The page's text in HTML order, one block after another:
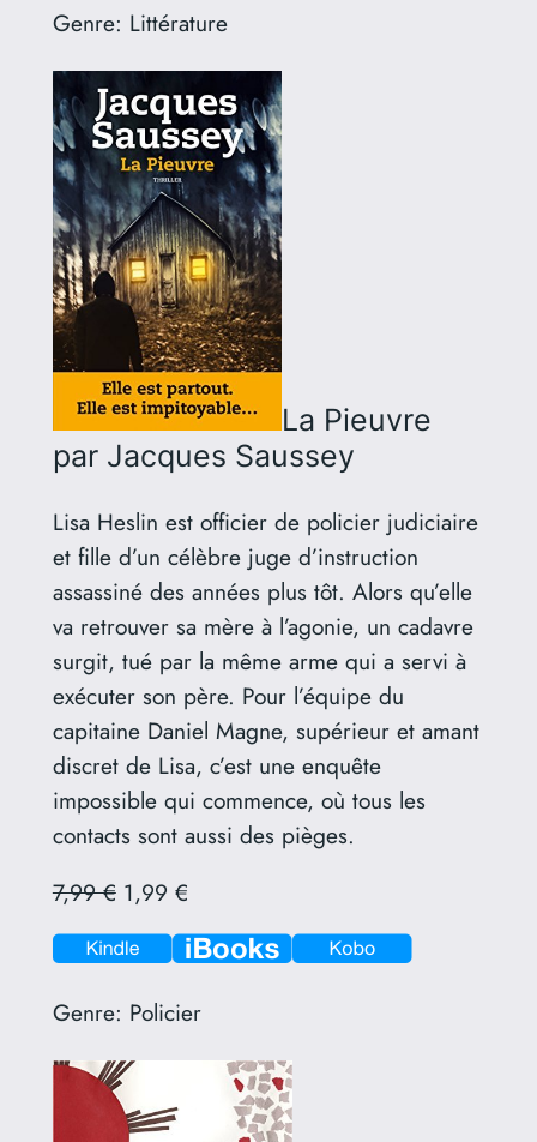
Genre: Littérature
La Pieuvre
par Jacques Saussey
Lisa Heslin est officier de policier judiciaire
et fille d’un célèbre juge d’instruction
assassiné des années plus tôt. Alors qu’elle
va retrouver sa mère à l’agonie, un cadavre
surgit, tué par la même arme qui a servi à
exécuter son père. Pour l’équipe du
capitaine Daniel Magne, supérieur et amant
discret de Lisa, c’est une enquête
impossible qui commence, où tous les
contacts sont aussi des pièges.
7,99 €1,99 €
Genre: Policier